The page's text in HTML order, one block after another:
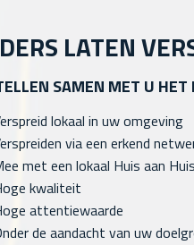
LATEN
SAMEN MET U HET
lokaal in uw omgeving
via een erkend
met een lokaal Huis aan
kwaliteit
attentiewaarde
de aandacht van uw